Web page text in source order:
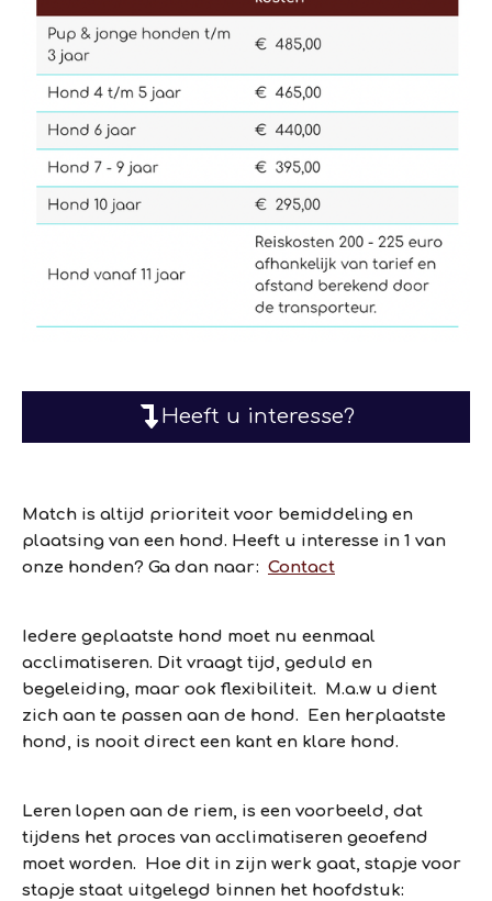
Heeft u interesse?
Match is altijd prioriteit voor bemiddeling en
plaatsing van een hond. Heeft u interesse in 1 van
onze honden? Ga dan naar: Contact
Iedere geplaatste hond moet nu eenmaal
acclimatiseren. Dit vraagt tijd, geduld en
begeleiding, maar ook flexibiliteit. M.a.w u dient
zich aan te passen aan de hond. Een herplaatste
hond, is nooit direct een kant en klare hond.
Leren lopen aan de riem, is een voorbeeld, dat
tijdens het proces van acclimatiseren geoefend
moet worden. Hoe dit in zijn werk gaat, stapje voor
stapje staat uitgelegd binnen het hoofdstuk: